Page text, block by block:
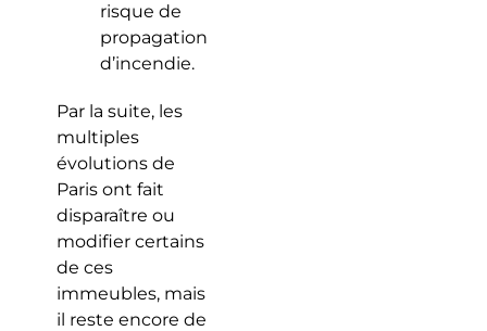
risque de
propagation
d’incendie.
Par la suite, les
multiples
évolutions de
Paris ont fait
disparaître ou
modifier certains
de ces
immeubles, mais
il reste encore de